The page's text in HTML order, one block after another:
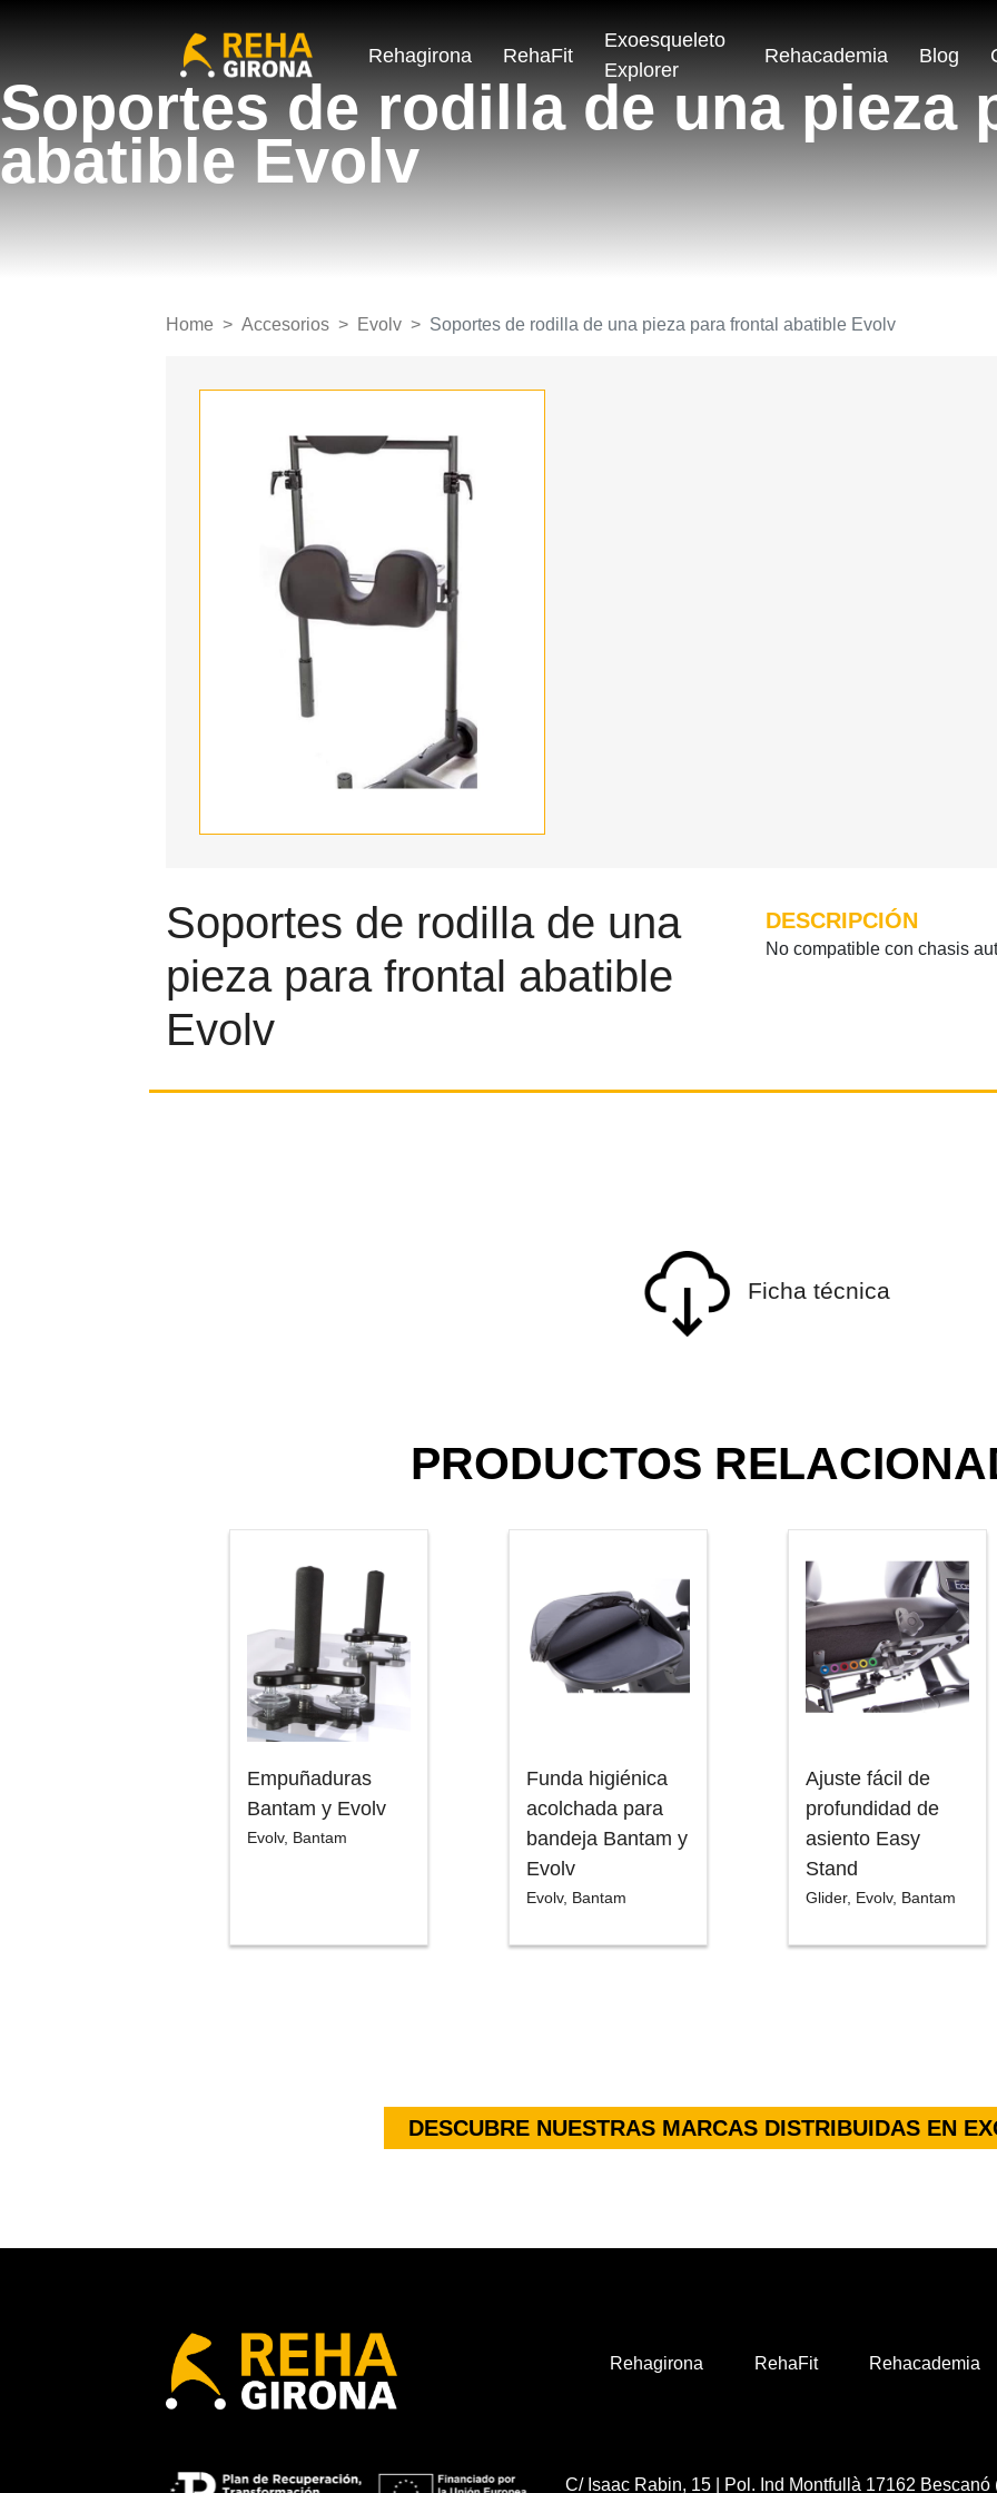
Rehagirona RehaFit
Exoesqueleto
Explorer
Rehacademia Blog
Soportes de rodilla de una pieza
abatible Evolv
Home Accesorios Evolv Soportes de rodilla de una pieza para frontal abatible Evolv
Soportes de rodilla de una
pieza para frontal abatible
Evolv
DESCRIPCIÓN
No compatible con chasis
Ficha técnica
PRODUCTOS
Empuñaduras
Bantam y Evolv
Evolv, Bantam
Funda higiénica
acolchada para
bandeja Bantam y
Evolv
Evolv, Bantam
Ajuste fácil de
profundidad de
asiento Easy
Stand
Glider, Evolv, Bantam
DESCUBRE NUESTRAS MARCAS DISTRIBUIDAS EN
Rehagirona RehaFit Rehacademia
C/ Isaac Rabin, 15 | Pol. Ind Montfullà 17162 Bescanó